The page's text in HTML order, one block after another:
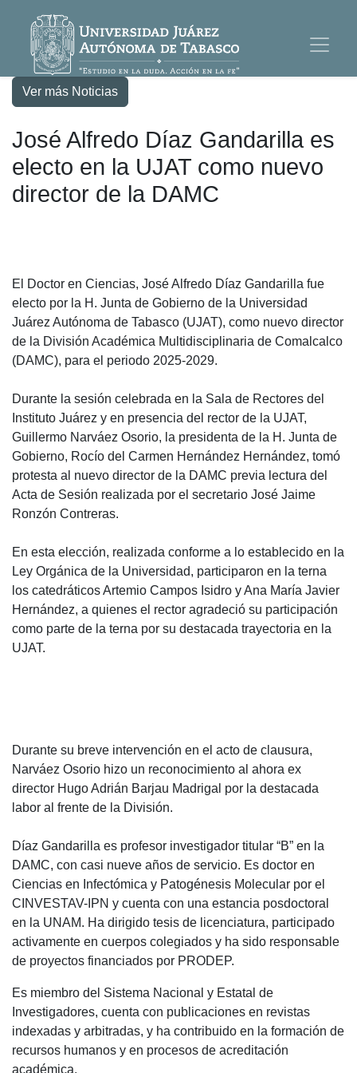
Ver más Noticias
José Alfredo Díaz Gandarilla es
electo en la UJAT como nuevo
director de la DAMC
El Doctor en Ciencias, José Alfredo Díaz Gandarilla fue
electo por la H. Junta de Gobierno de la Universidad
Juárez Autónoma de Tabasco (UJAT), como nuevo director
de la División Académica Multidisciplinaria de Comalcalco
(DAMC), para el periodo 2025-2029.
Durante la sesión celebrada en la Sala de Rectores del
Instituto Juárez y en presencia del rector de la UJAT,
Guillermo Narváez Osorio, la presidenta de la H. Junta de
Gobierno, Rocío del Carmen Hernández Hernández, tomó
protesta al nuevo director de la DAMC previa lectura del
Acta de Sesión realizada por el secretario José Jaime
Ronzón Contreras.
En esta elección, realizada conforme a lo establecido en la
Ley Orgánica de la Universidad, participaron en la terna
los catedráticos Artemio Campos Isidro y Ana María Javier
Hernández, a quienes el rector agradeció su participación
como parte de la terna por su destacada trayectoria en la
UJAT.
Durante su breve intervención en el acto de clausura,
Narváez Osorio hizo un reconocimiento al ahora ex
director Hugo Adrián Barjau Madrigal por la destacada
labor al frente de la División.
Díaz Gandarilla es profesor investigador titular “B” en la
DAMC, con casi nueve años de servicio. Es doctor en
Ciencias en Infectómica y Patogénesis Molecular por el
CINVESTAV-IPN y cuenta con una estancia posdoctoral
en la UNAM. Ha dirigido tesis de licenciatura, participado
activamente en cuerpos colegiados y ha sido responsable
de proyectos financiados por PRODEP.
Es miembro del Sistema Nacional y Estatal de
Investigadores, cuenta con publicaciones en revistas
indexadas y arbitradas, y ha contribuido en la formación de
recursos humanos y en procesos de acreditación
académica.